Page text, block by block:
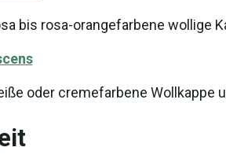
bis rosa-orangefarbene wollige
oder cremefarbene Wollkappe